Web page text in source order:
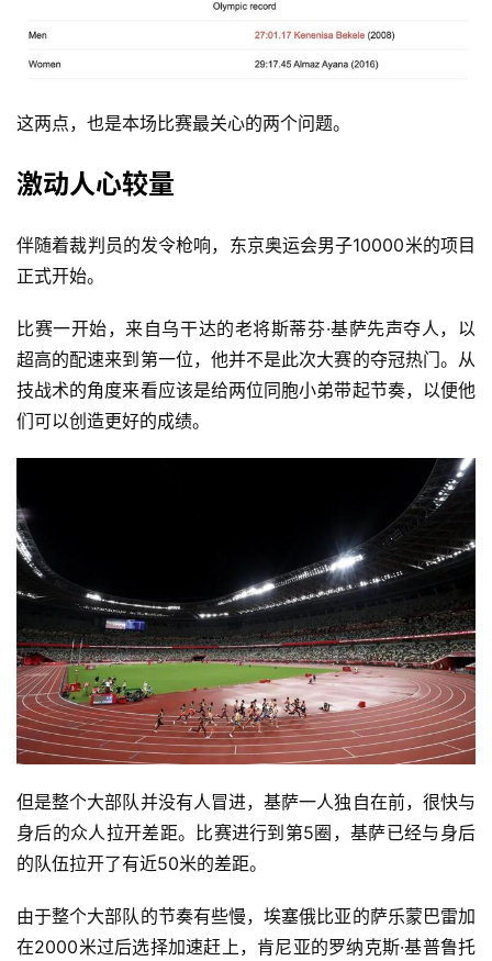
这两点，也是本场比赛最关心的两个问题。
激动人心较量
伴随着裁判员的发令枪响，东京奥运会男子10000米的项目
正式开始。
比赛一开始，来自乌干达的老将斯蒂芬·基萨先声夺人，以
超高的配速来到第一位，他并不是此次大赛的夺冠热门。从
技战术的角度来看应该是给两位同胞小弟带起节奏，以便他
们可以创造更好的成绩。
但是整个大部队并没有人冒进，基萨一人独自在前，很快与
身后的众人拉开差距。比赛进行到第5圈，基萨已经与身后
的队伍拉开了有近50米的差距。
由于整个大部队的节奏有些慢，埃塞俄比亚的萨乐蒙巴雷加
在2000米过后选择加速赶上，肯尼亚的罗纳克斯·基普鲁托